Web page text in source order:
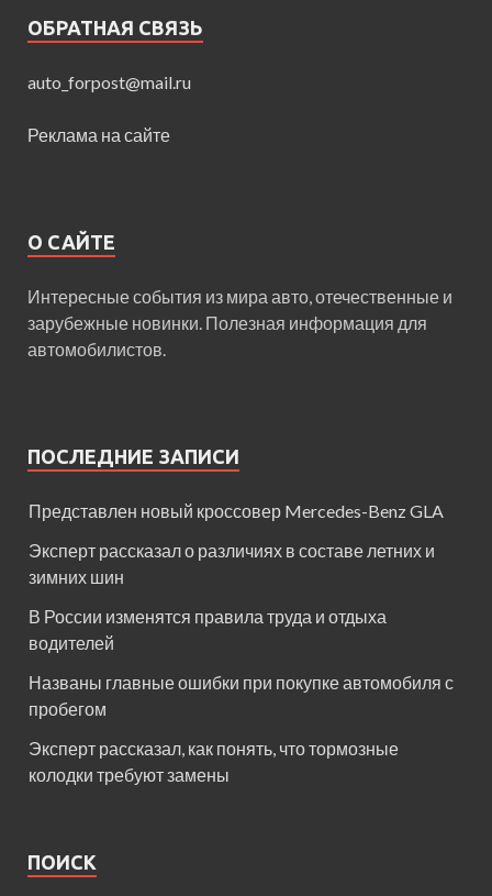
ОБРАТНАЯ СВЯЗЬ
auto_forpost@mail.ru
Реклама на сайте
О САЙТЕ
Интересные события из мира авто, отечественные и
зарубежные новинки. Полезная информация для
автомобилистов.
ПОСЛЕДНИЕ ЗАПИСИ
Представлен новый кроссовер Mercedes-Benz GLA
Эксперт рассказал о различиях в составе летних и
зимних шин
В России изменятся правила труда и отдыха
водителей
Названы главные ошибки при покупке автомобиля с
пробегом
Эксперт рассказал, как понять, что тормозные
колодки требуют замены
ПОИСК